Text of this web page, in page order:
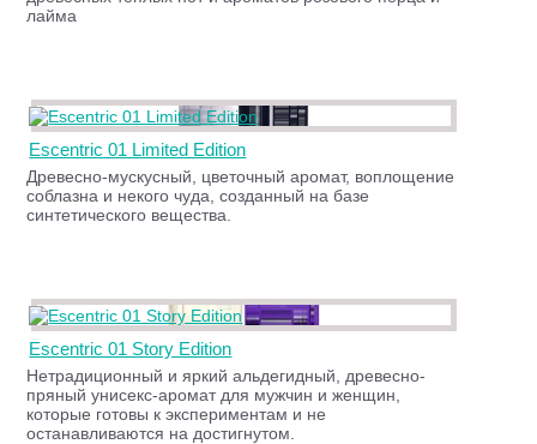
лайма
Escentric 01 Limited Edition
Древесно-мускусный, цветочный аромат, воплощение
соблазна и некого чуда, созданный на базе
синтетического вещества.
Escentric 01 Story Edition
Нетрадиционный и яркий альдегидный, древесно-
пряный унисекс-аромат для мужчин и женщин,
которые готовы к экспериментам и не
останавливаются на достигнутом.